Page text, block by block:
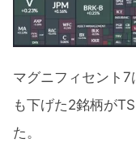
マグニフィセント
も下げた2銘柄が
た。